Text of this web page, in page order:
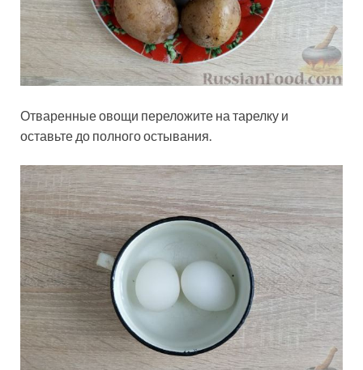
Отваренные овощи переложите на тарелку и
оставьте до полного остывания.